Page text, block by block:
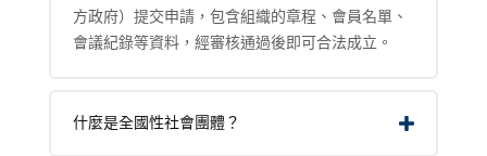
方政府）提交申請，包含組織的章程、會員名單、
會議紀錄等資料，經審核通過後即可合法成立。
什麼是全國性社會團體？